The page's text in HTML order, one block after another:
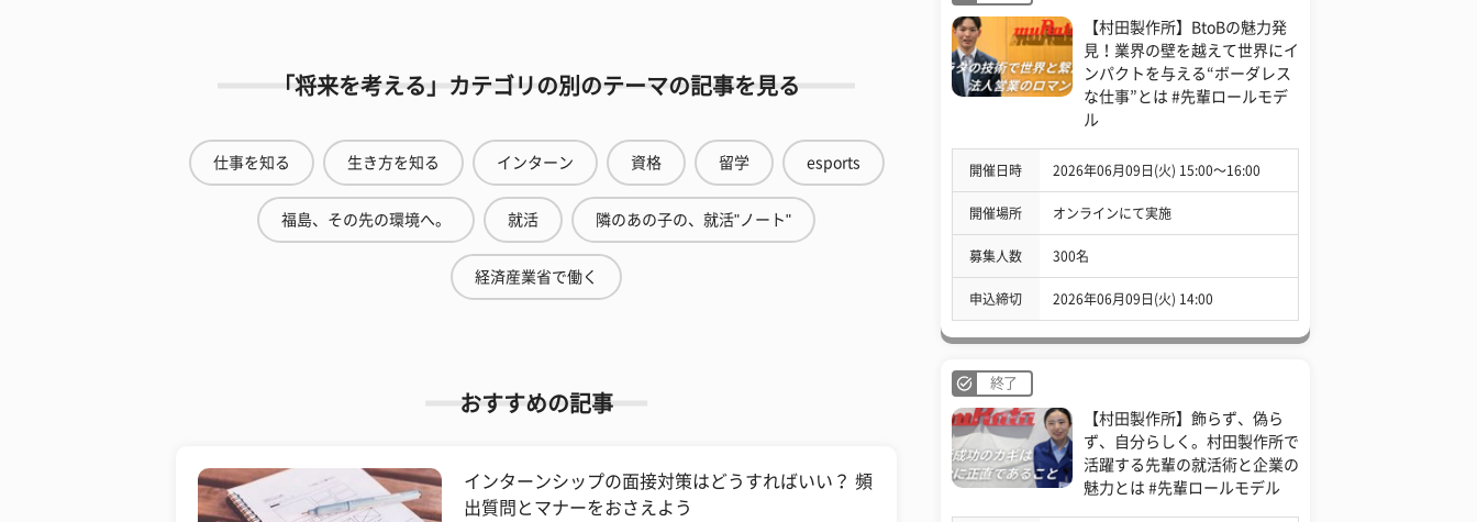
「将来を考える」カテゴリの別のテーマの記事を見る
仕事を知る 生き方を知る インターン 資格 留学 esports
福島、その先の環境へ。 就活 隣のあの子の、就活"ノート"
経済産業省で働く
おすすめの記事
インターンシップの面接対策はどうすればいい？ 頻
出質問とマナーをおさえよう
【村田製作所】BtoBの魅力発
見！業界の壁を越えて世界にイ
ンパクトを与える“ボーダレス
な仕事”とは #先輩ロールモデ
ル
開催日時 2026年06月09日(火) 15:00〜16:00
開催場所 オンラインにて実施
募集人数 300名
申込締切 2026年06月09日(火) 14:00
終了
【村田製作所】飾らず、偽ら
ず、自分らしく。村田製作所で
活躍する先輩の就活術と企業の
魅力とは #先輩ロールモデル